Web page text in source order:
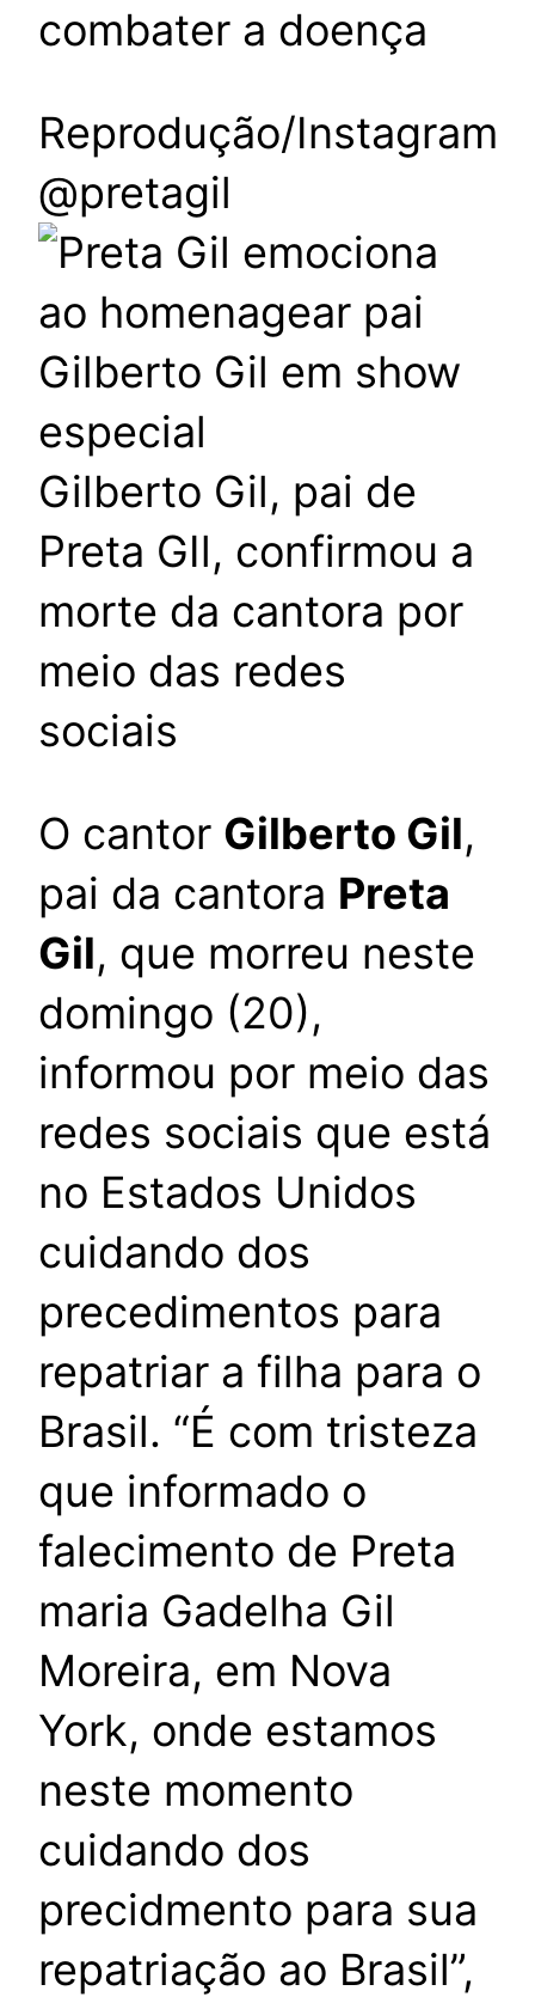
combater a doença
Reprodução/Instagram
@pretagil
Gilberto Gil, pai de
Preta GIl, confirmou a
morte da cantora por
meio das redes
sociais
O cantor Gilberto Gil,
pai da cantora Preta
Gil, que morreu neste
domingo (20),
informou por meio das
redes sociais que está
no Estados Unidos
cuidando dos
precedimentos para
repatriar a filha para o
Brasil. “É com tristeza
que informado o
falecimento de Preta
maria Gadelha Gil
Moreira, em Nova
York, onde estamos
neste momento
cuidando dos
precidmento para sua
repatriação ao Brasil”,